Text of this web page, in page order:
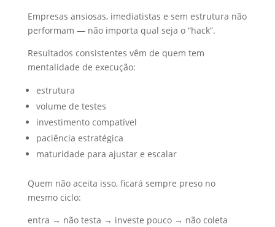
Empresas ansiosas, imediatistas e sem estrutura não
performam — não importa qual seja o “hack”.
Resultados consistentes vêm de quem tem
mentalidade de execução:
estrutura
volume de testes
investimento compatível
paciência estratégica
maturidade para ajustar e escalar
Quem não aceita isso, ficará sempre preso no
mesmo ciclo:
entra → não testa → investe pouco → não coleta